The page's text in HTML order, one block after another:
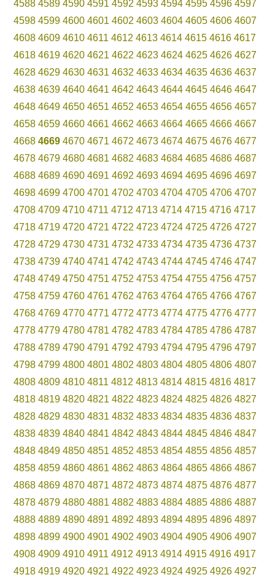
4588 4589 4590 4591 4592 4593 4594 4595 4596 4597
4598 4599 4600 4601 4602 4603 4604 4605 4606 4607
4608 4609 4610 4611 4612 4613 4614 4615 4616 4617
4618 4619 4620 4621 4622 4623 4624 4625 4626 4627
4628 4629 4630 4631 4632 4633 4634 4635 4636 4637
4638 4639 4640 4641 4642 4643 4644 4645 4646 4647
4648 4649 4650 4651 4652 4653 4654 4655 4656 4657
4658 4659 4660 4661 4662 4663 4664 4665 4666 4667
4668 4669 4670 4671 4672 4673 4674 4675 4676 4677
4678 4679 4680 4681 4682 4683 4684 4685 4686 4687
4688 4689 4690 4691 4692 4693 4694 4695 4696 4697
4698 4699 4700 4701 4702 4703 4704 4705 4706 4707
4708 4709 4710 4711 4712 4713 4714 4715 4716 4717
4718 4719 4720 4721 4722 4723 4724 4725 4726 4727
4728 4729 4730 4731 4732 4733 4734 4735 4736 4737
4738 4739 4740 4741 4742 4743 4744 4745 4746 4747
4748 4749 4750 4751 4752 4753 4754 4755 4756 4757
4758 4759 4760 4761 4762 4763 4764 4765 4766 4767
4768 4769 4770 4771 4772 4773 4774 4775 4776 4777
4778 4779 4780 4781 4782 4783 4784 4785 4786 4787
4788 4789 4790 4791 4792 4793 4794 4795 4796 4797
4798 4799 4800 4801 4802 4803 4804 4805 4806 4807
4808 4809 4810 4811 4812 4813 4814 4815 4816 4817
4818 4819 4820 4821 4822 4823 4824 4825 4826 4827
4828 4829 4830 4831 4832 4833 4834 4835 4836 4837
4838 4839 4840 4841 4842 4843 4844 4845 4846 4847
4848 4849 4850 4851 4852 4853 4854 4855 4856 4857
4858 4859 4860 4861 4862 4863 4864 4865 4866 4867
4868 4869 4870 4871 4872 4873 4874 4875 4876 4877
4878 4879 4880 4881 4882 4883 4884 4885 4886 4887
4888 4889 4890 4891 4892 4893 4894 4895 4896 4897
4898 4899 4900 4901 4902 4903 4904 4905 4906 4907
4908 4909 4910 4911 4912 4913 4914 4915 4916 4917
4918 4919 4920 4921 4922 4923 4924 4925 4926 4927